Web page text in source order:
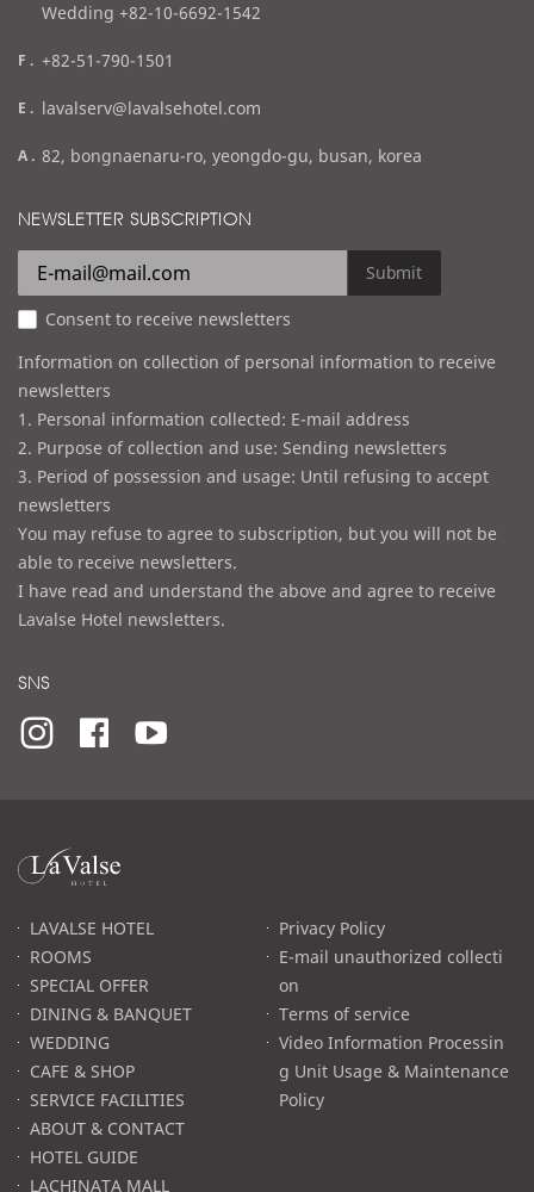
Wedding +82-10-6692-1542
f
x
+82-51-790-1501
e
a
l
lavalserv@lavalsehotel.com
a
d
e
s
s
82, bongnaenaru-ro, yeongdo-gu, busan, korea
NEWSLETTER SUBSCRIPTION
Submit
Consent to receive newsletters
Information on collection of personal information to receive
newsletters
1. Personal information collected: E-mail address
2. Purpose of collection and use: Sending newsletters
3. Period of possession and usage: Until refusing to accept
newsletters
You may refuse to agree to subscription, but you will not be
able to receive newsletters.
I have read and understand the above and agree to receive
Lavalse Hotel newsletters.
SNS
라
발
고LAVALSE HOTEL
ROOMS
SPECIAL OFFER
DINING & BANQUET
WEDDING
CAFE & SHOP
SERVICE FACILITIES
ABOUT & CONTACT
HOTEL GUIDE
LACHINATA MALL
Privacy Policy
E-mail unauthorized collecti
on
Terms of service
Video Information Processin
g Unit Usage & Maintenance
Policy